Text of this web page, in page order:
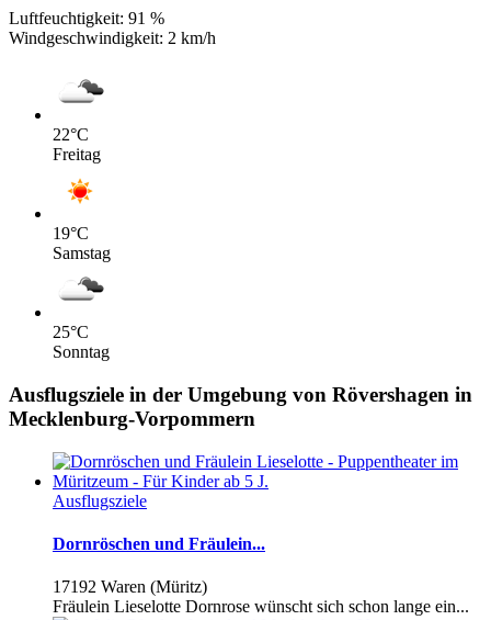
Luftfeuchtigkeit: 91 %
Windgeschwindigkeit: 2 km/h
22°C
Freitag
19°C
Samstag
25°C
Sonntag
Ausflugsziele in der Umgebung von Rövershagen in
Mecklenburg-Vorpommern
Ausflugsziele
Dornröschen und Fräulein...
17192 Waren (Müritz)
Fräulein Lieselotte Dornrose wünscht sich schon lange ein...